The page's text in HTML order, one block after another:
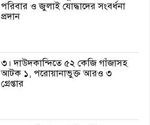
পরিবার ও জুলাই যোদ্ধাদের সংবর্ধনা
প্রদান
৩। দাউদকান্দিতে ৫২ কেজি গাঁজাসহ
আটক ১, পরোয়ানাভুক্ত আরও ৩
গ্রেপ্তার